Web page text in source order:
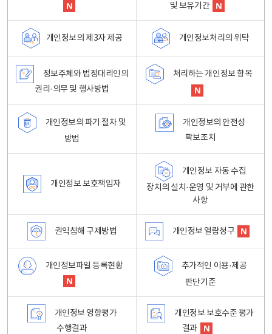
및 보유기간
개인정보의 제3자 제공 개인정보처리의 위탁
정보주체와 법정대리인의
권리·의무 및 행사방법
처리하는 개인정보 항목
개인정보의 파기 절차 및
방법
개인정보의 안전성
확보조치
개인정보 보호책임자
개인정보 자동 수집
장치의 설치·운영 및 거부에 관한
사항
권익침해 구제방법 개인정보 열람청구
개인정보파일 등록현황
추가적인 이용·제공
판단기준
개인정보 영향평가
수행결과
개인정보 보호수준 평가
결과